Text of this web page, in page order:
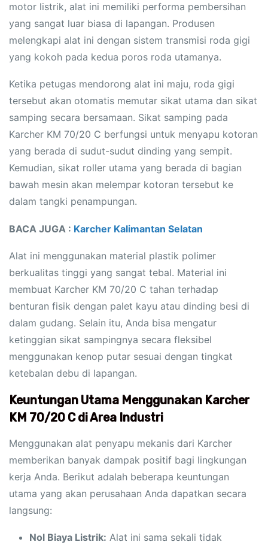
motor listrik, alat ini memiliki performa pembersihan
yang sangat luar biasa di lapangan. Produsen
melengkapi alat ini dengan sistem transmisi roda gigi
yang kokoh pada kedua poros roda utamanya.
Ketika petugas mendorong alat ini maju, roda gigi
tersebut akan otomatis memutar sikat utama dan sikat
samping secara bersamaan. Sikat samping pada
Karcher KM 70/20 C berfungsi untuk menyapu kotoran
yang berada di sudut-sudut dinding yang sempit.
Kemudian, sikat roller utama yang berada di bagian
bawah mesin akan melempar kotoran tersebut ke
dalam tangki penampungan.
BACA JUGA : Karcher Kalimantan Selatan
Alat ini menggunakan material plastik polimer
berkualitas tinggi yang sangat tebal. Material ini
membuat Karcher KM 70/20 C tahan terhadap
benturan fisik dengan palet kayu atau dinding besi di
dalam gudang. Selain itu, Anda bisa mengatur
ketinggian sikat sampingnya secara fleksibel
menggunakan kenop putar sesuai dengan tingkat
ketebalan debu di lapangan.
Keuntungan Utama Menggunakan Karcher
KM 70/20 C di Area Industri
Menggunakan alat penyapu mekanis dari Karcher
memberikan banyak dampak positif bagi lingkungan
kerja Anda. Berikut adalah beberapa keuntungan
utama yang akan perusahaan Anda dapatkan secara
langsung:
Nol Biaya Listrik: Alat ini sama sekali tidak